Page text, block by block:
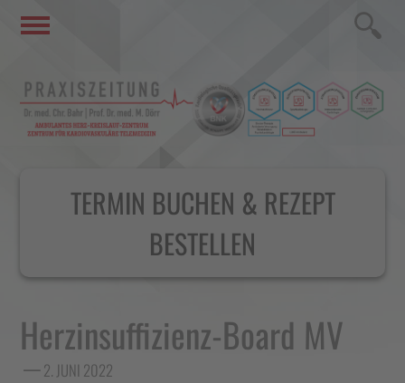
TERMIN BUCHEN & REZEPT
BESTELLEN
Herzinsuffizienz-Board MV
2. JUNI 2022